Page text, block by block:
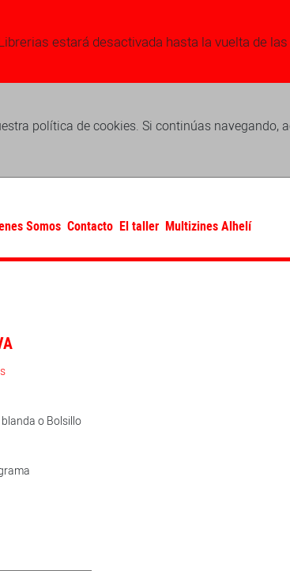
estará desactivada hasta la vuelta de
política de cookies. Si continúas navegando,
Somos Contacto El taller Multizines Alhelí
o Bolsillo